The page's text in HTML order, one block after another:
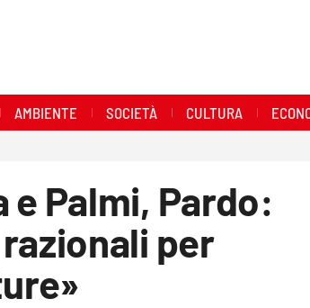
AMBIENTE SOCIETÀ CULTURA
Palmi, Pardo:
per